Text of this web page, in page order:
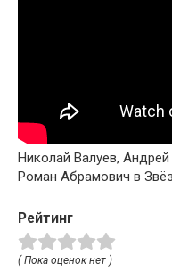
Николай Валуев,
Роман Абрамович в
Рейтинг
( Пока оценок нет )